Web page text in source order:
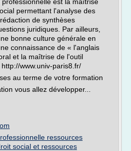
permettant l'analyse des
de synthèses
juridiques. Par ailleurs,
bonne culture générale en
connaissance de « l'anglais
et la maîtrise de l'outil
www.univ-paris8.fr/
au terme de votre formation
vous allez développer...
ressources
social et ressources